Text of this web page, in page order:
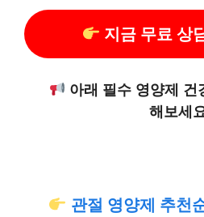
지금 무료 상
아래 필수 영양제 건
해보세
관절 영양제 추천